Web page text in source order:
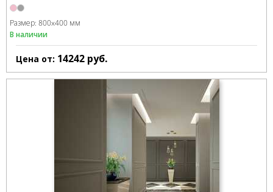
Размер: 800x400 мм
В наличии
Цена от: 14242 руб.